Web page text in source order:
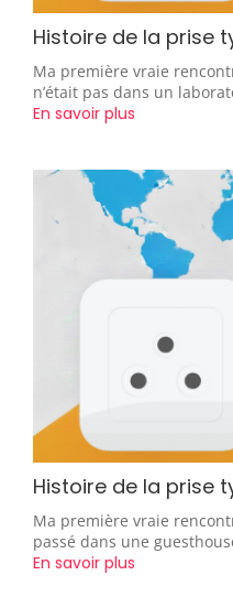
Histoire de la prise
Ma première vraie
n’était pas dans un
En savoir plus
Histoire de la prise
Ma première vraie
passé dans une
En savoir plus